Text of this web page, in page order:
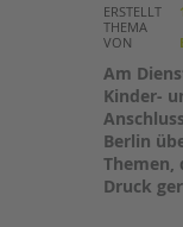
EFöB
ERSTELLT
THEMA
VON
Am
Kinder-
Berlin
Themen,
Druck